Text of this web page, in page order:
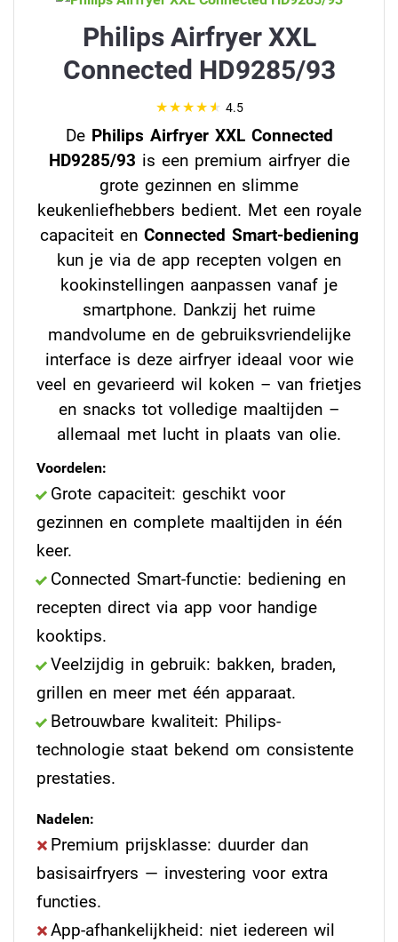
Philips Airfryer XXL
Connected HD9285/93
4.5
De Philips Airfryer XXL Connected
HD9285/93 is een premium airfryer die
grote gezinnen en slimme
keukenliefhebbers bedient. Met een royale
capaciteit en Connected Smart-bediening
kun je via de app recepten volgen en
kookinstellingen aanpassen vanaf je
smartphone. Dankzij het ruime
mandvolume en de gebruiksvriendelijke
interface is deze airfryer ideaal voor wie
veel en gevarieerd wil koken – van frietjes
en snacks tot volledige maaltijden –
allemaal met lucht in plaats van olie.
Voordelen:
Grote capaciteit: geschikt voor
gezinnen en complete maaltijden in één
keer.
Connected Smart-functie: bediening en
recepten direct via app voor handige
kooktips.
Veelzijdig in gebruik: bakken, braden,
grillen en meer met één apparaat.
Betrouwbare kwaliteit: Philips-
technologie staat bekend om consistente
prestaties.
Nadelen:
Premium prijsklasse: duurder dan
basisairfryers — investering voor extra
functies.
App-afhankelijkheid: niet iedereen wil